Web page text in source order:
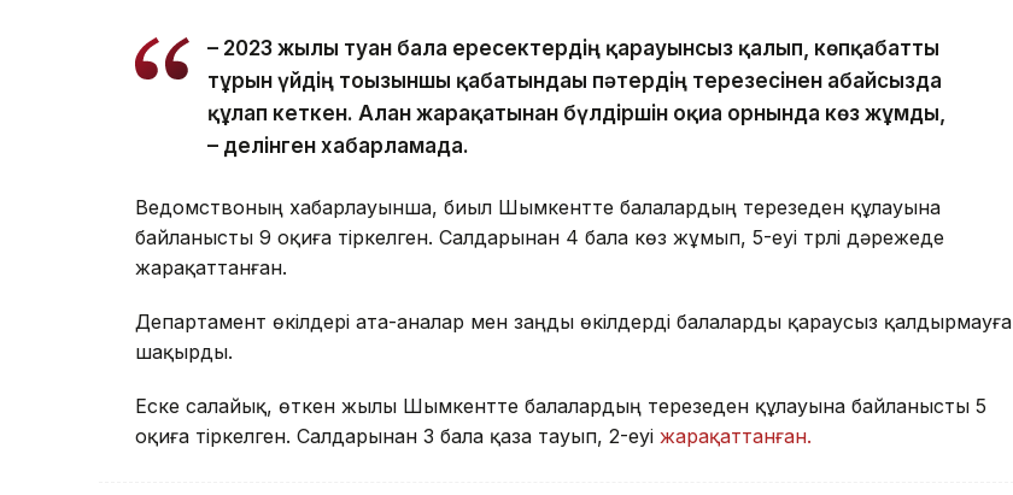
– 2023 жылы туған бала ересектердің қарауынсыз қалып, көпқабатты
тұрғын үйдің тоғызыншы қабатындағы пәтердің терезесінен абайсызда
құлап кеткен. Алған жарақатынан бүлдіршін оқиға орнында көз жұмды,
– делінген хабарламада.
Ведомствоның хабарлауынша, биыл Шымкентте балалардың терезеден құлауына
байланысты 9 оқиға тіркелген. Салдарынан 4 бала көз жұмып, 5-еуі түрлі дәрежеде
жарақаттанған.
Департамент өкілдері ата-аналар мен заңды өкілдерді балаларды қараусыз қалдырмауға
шақырды.
Еске салайық, өткен жылы Шымкентте балалардың терезеден құлауына байланысты 5
оқиға тіркелген. Салдарынан 3 бала қаза тауып, 2-еуі жарақаттанған.